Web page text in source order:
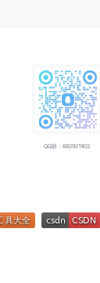
QQ群：682921902